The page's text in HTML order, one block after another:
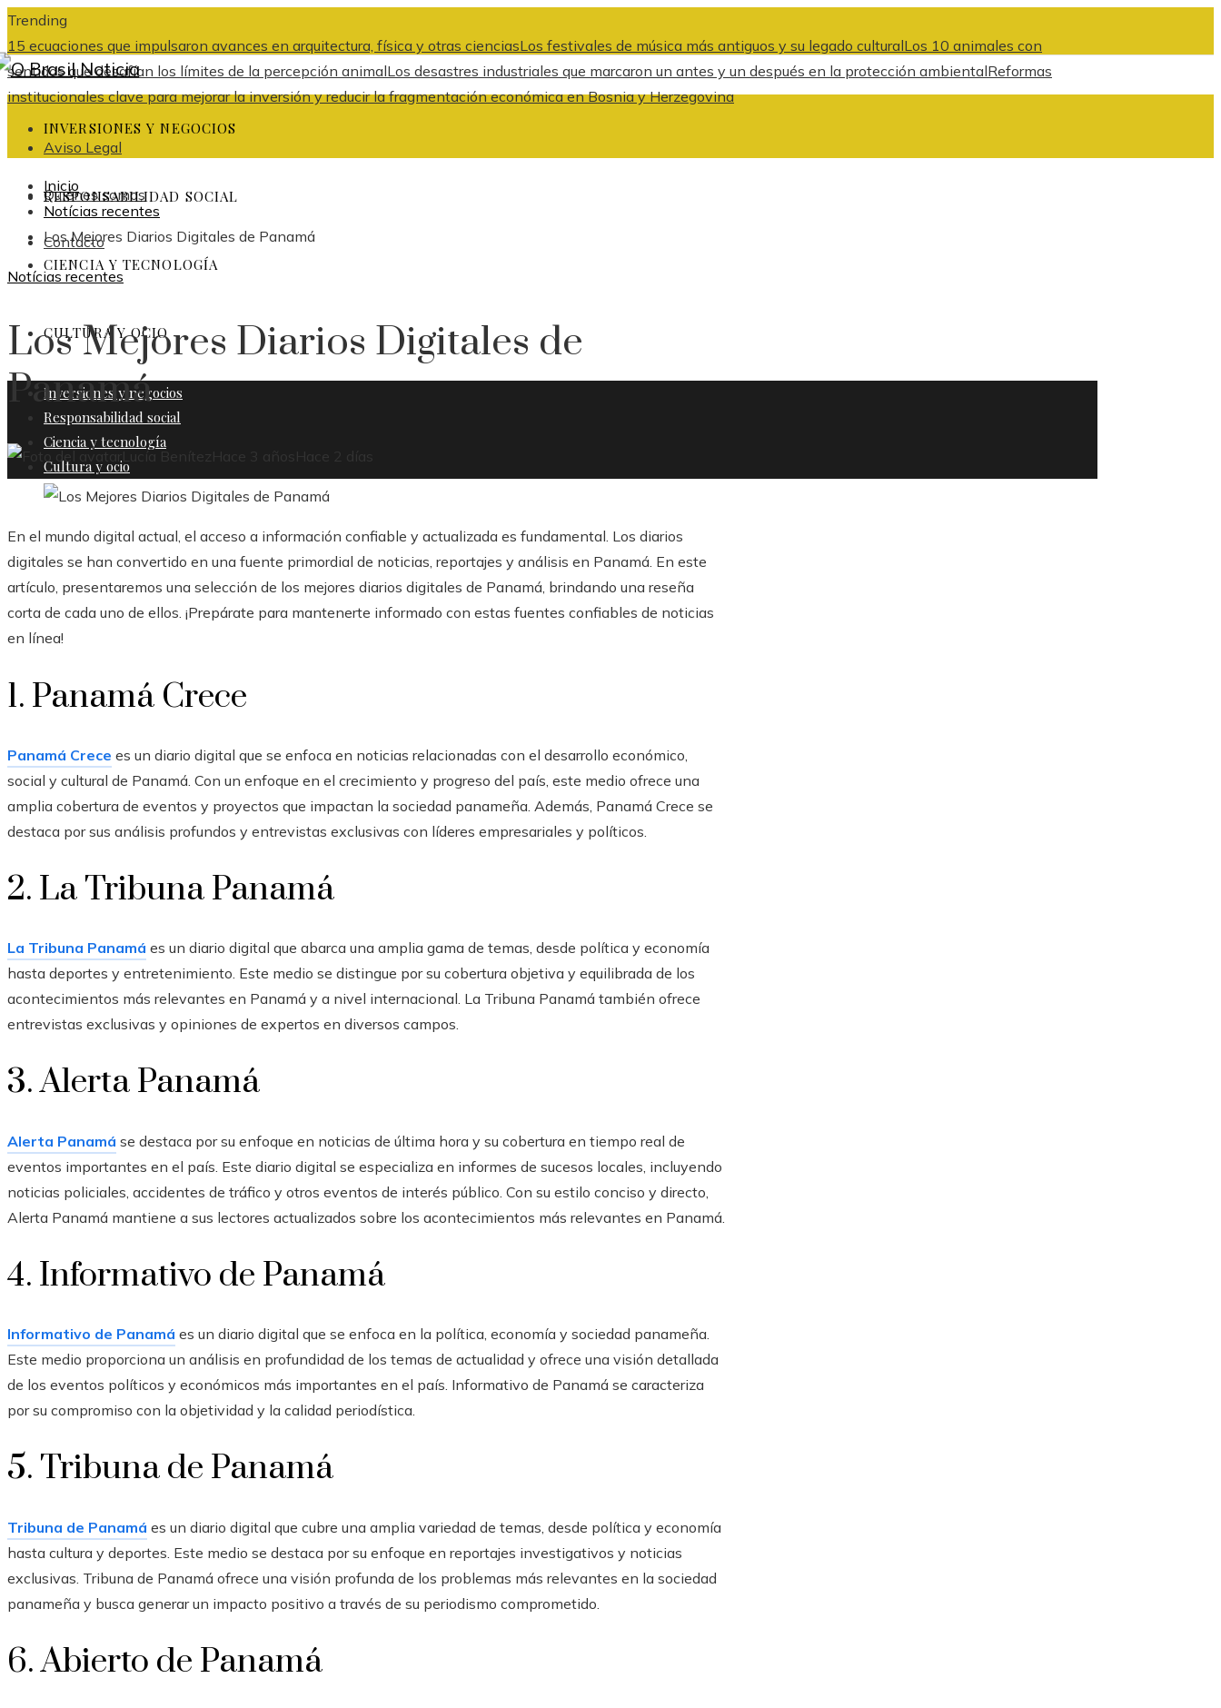
Trending
15 ecuaciones que impulsaron avances en arquitectura, física y otras cienciasLos festivales de música más antiguos y su legado culturalLos 10 animales con
sentidos que desafían los límites de la percepción animalLos desastres industriales que marcaron un antes y un después en la protección ambientalReformas
institucionales clave para mejorar la inversión y reducir la fragmentación económica en Bosnia y Herzegovina
Aviso Legal
Quiénes somos
Contacto
INVERSIONES Y NEGOCIOS
RESPONSABILIDAD SOCIAL
CIENCIA Y TECNOLOGÍA
CULTURA Y OCIO
Inversiones y negocios
Responsabilidad social
Ciencia y tecnología
Cultura y ocio
Inicio
Notícias recentes
Los Mejores Diarios Digitales de Panamá
Notícias recentes
Los Mejores Diarios Digitales de
Panamá
Lucía Benítez Hace 3 años Hace 2 días
En el mundo digital actual, el acceso a información confiable y actualizada es fundamental. Los diarios
digitales se han convertido en una fuente primordial de noticias, reportajes y análisis en Panamá. En este
artículo, presentaremos una selección de los mejores diarios digitales de Panamá, brindando una reseña
corta de cada uno de ellos. ¡Prepárate para mantenerte informado con estas fuentes confiables de noticias
en línea!
1. Panamá Crece
Panamá Crece es un diario digital que se enfoca en noticias relacionadas con el desarrollo económico,
social y cultural de Panamá. Con un enfoque en el crecimiento y progreso del país, este medio ofrece una
amplia cobertura de eventos y proyectos que impactan la sociedad panameña. Además, Panamá Crece se
destaca por sus análisis profundos y entrevistas exclusivas con líderes empresariales y políticos.
2. La Tribuna Panamá
La Tribuna Panamá es un diario digital que abarca una amplia gama de temas, desde política y economía
hasta deportes y entretenimiento. Este medio se distingue por su cobertura objetiva y equilibrada de los
acontecimientos más relevantes en Panamá y a nivel internacional. La Tribuna Panamá también ofrece
entrevistas exclusivas y opiniones de expertos en diversos campos.
3. Alerta Panamá
Alerta Panamá se destaca por su enfoque en noticias de última hora y su cobertura en tiempo real de
eventos importantes en el país. Este diario digital se especializa en informes de sucesos locales, incluyendo
noticias policiales, accidentes de tráfico y otros eventos de interés público. Con su estilo conciso y directo,
Alerta Panamá mantiene a sus lectores actualizados sobre los acontecimientos más relevantes en Panamá.
4. Informativo de Panamá
Informativo de Panamá es un diario digital que se enfoca en la política, economía y sociedad panameña.
Este medio proporciona un análisis en profundidad de los temas de actualidad y ofrece una visión detallada
de los eventos políticos y económicos más importantes en el país. Informativo de Panamá se caracteriza
por su compromiso con la objetividad y la calidad periodística.
5. Tribuna de Panamá
Tribuna de Panamá es un diario digital que cubre una amplia variedad de temas, desde política y economía
hasta cultura y deportes. Este medio se destaca por su enfoque en reportajes investigativos y noticias
exclusivas. Tribuna de Panamá ofrece una visión profunda de los problemas más relevantes en la sociedad
panameña y busca generar un impacto positivo a través de su periodismo comprometido.
6. Abierto de Panamá